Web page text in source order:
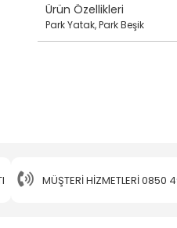
Ürün Özellikleri
Park Yatak, Park Beşik
MÜŞTERI HIZMETLERI0850